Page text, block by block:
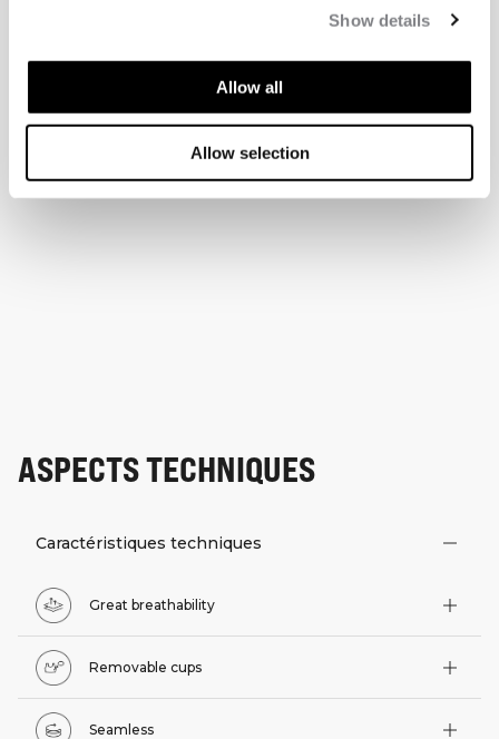
Show details
Allow all
Allow selection
ASPECTS TECHNIQUES
Caractéristiques techniques
Great breathability
Removable cups
Seamless